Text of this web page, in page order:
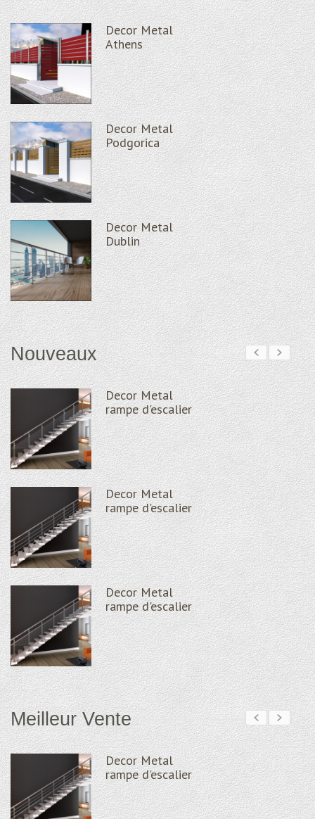
Decor Metal
Athens
Decor Metal
Podgorica
Decor Metal
Dublin
Nouveaux
Decor Metal
rampe d'escalier
Decor Metal
rampe d'escalier
Decor Metal
rampe d'escalier
Meilleur Vente
Decor Metal
rampe d'escalier